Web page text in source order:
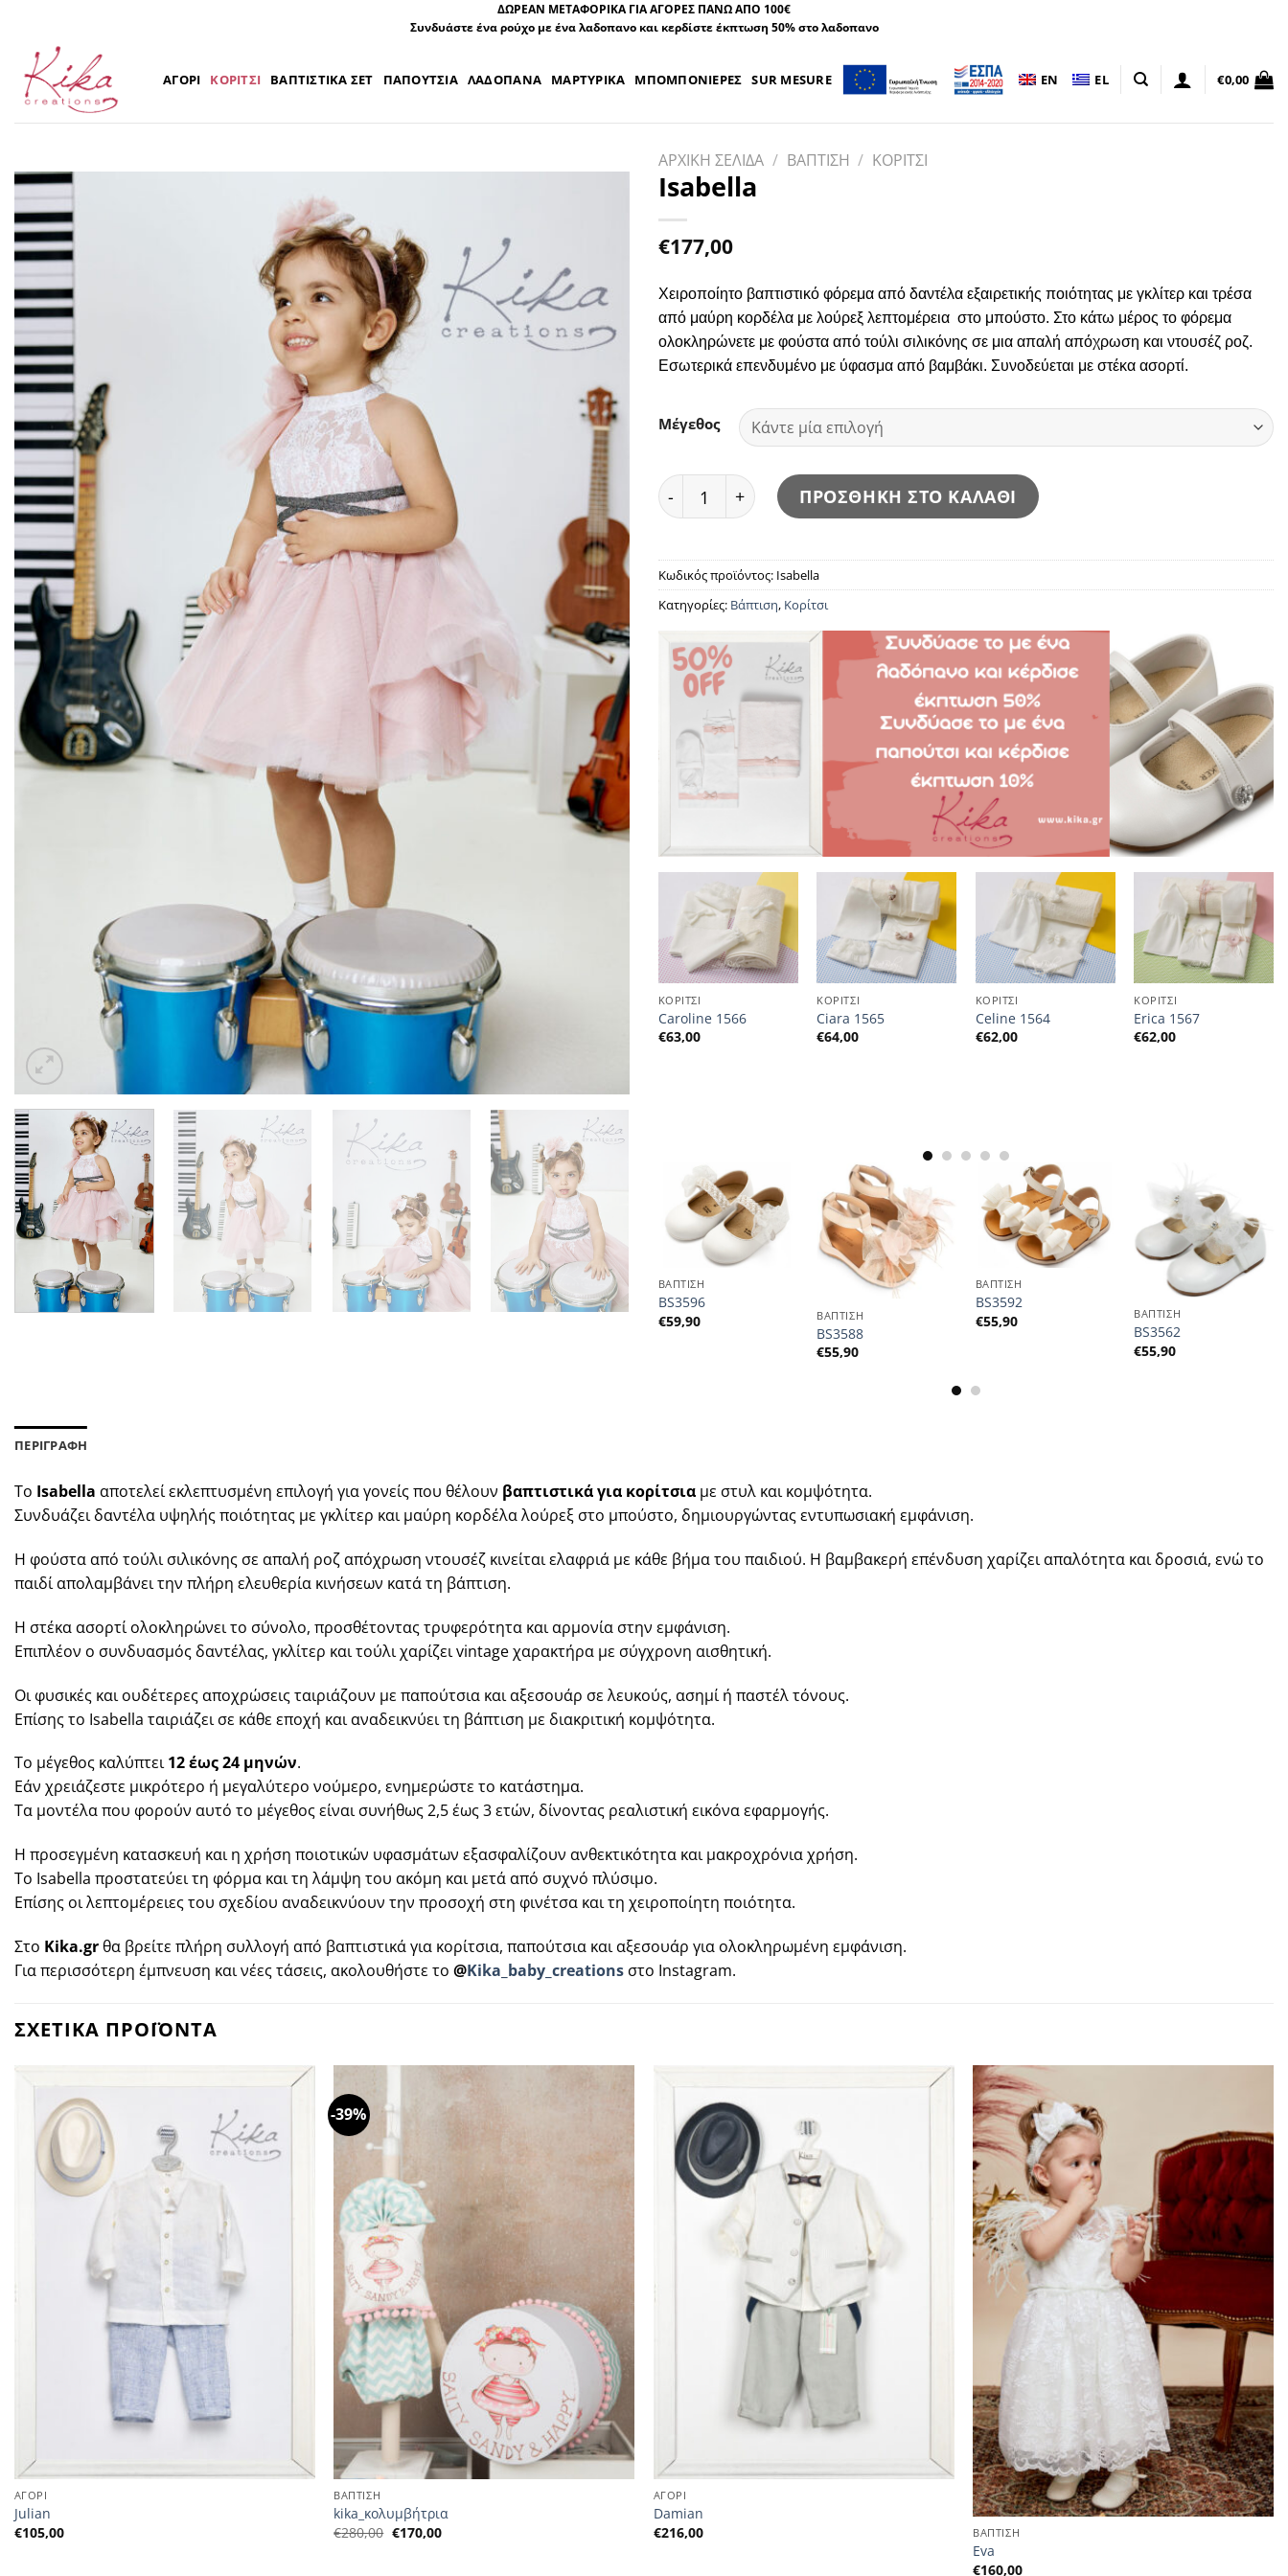
περιεχόμενο
ΔΩΡΕΑΝ ΜΕΤΑΦΟΡΙΚΑ ΓΙΑ ΑΓΟΡΕΣ ΠΑΝΩ ΑΠΟ 100€
Συνδυάστε ένα ρούχο με ένα λαδοπανο και κερδίστε έκπτωση 50% στο λαδοπανο
ΑΓΟΡΙ ΚΟΡΙΤΣΙ ΒΑΠΤΙΣΤΙΚΑ ΣΕΤ ΠΑΠΟΥΤΣΙΑ ΛΑΔΟΠΑΝΑ ΜΑΡΤΥΡΙΚΑ ΜΠΟΜΠΟΝΙΕΡΕΣ SUR MESURE EN EL €0,00
ΑΡΧΙΚΗ ΣΕΛΙΔΑ / ΒΑΠΤΙΣΗ / ΚΟΡΙΤΣΙ
Isabella
€177,00
Χειροποίητο βαπτιστικό φόρεμα από δαντέλα εξαιρετικής ποιότητας με γκλίτερ και τρέσα
από μαύρη κορδέλα με λούρεξ λεπτομέρεια στο μπούστο. Στο κάτω μέρος το φόρεμα
ολοκληρώνετε με φούστα από τούλι σιλικόνης σε μια απαλή απόχρωση και ντουσέζ ροζ.
Εσωτερικά επενδυμένο με ύφασμα από βαμβάκι. Συνοδεύεται με στέκα ασορτί.
Μέγεθος
Isabella ποσότηταΠΡΟΣΘΗΚΗ ΣΤΟ ΚΑΛΑΘΙ
Κωδικός προϊόντος: Isabella
Κατηγορίες: Βάπτιση, Κορίτσι
ΚΟΡΙΤΣΙ
Caroline 1566
€63,00
ΚΟΡΙΤΣΙ
Ciara 1565
€64,00
ΚΟΡΙΤΣΙ
Celine 1564
€62,00
ΚΟΡΙΤΣΙ
Erica 1567
€62,00
Εριέττα 1542
Νόρα 1490
64,00
ΚΟΡΙΤΣΙ
Sarah Kay 1525
ΒΑΠΤΙΣΗ
BS3596
€59,90 ΒΑΠΤΙΣΗ
BS3588
€55,90
ΒΑΠΤΙΣΗ
BS3592
€55,90 ΒΑΠΤΙΣΗ
BS3562
€55,90
ΒΑΠΤΙΣΗ
BS3523
ΒΑΠΤΙΣΗ
BS3502
ΚΟΡΙΤΣΙ
BS3500
ΠΕΡΙΓΡΑΦΗ
Το Isabella αποτελεί εκλεπτυσμένη επιλογή για γονείς που θέλουν βαπτιστικά για κορίτσια με στυλ και κομψότητα.
Συνδυάζει δαντέλα υψηλής ποιότητας με γκλίτερ και μαύρη κορδέλα λούρεξ στο μπούστο, δημιουργώντας εντυπωσιακή εμφάνιση.
Η φούστα από τούλι σιλικόνης σε απαλή ροζ απόχρωση ντουσέζ κινείται ελαφριά με κάθε βήμα του παιδιού. Η βαμβακερή επένδυση χαρίζει απαλότητα και δροσιά, ενώ το
παιδί απολαμβάνει την πλήρη ελευθερία κινήσεων κατά τη βάπτιση.
Η στέκα ασορτί ολοκληρώνει το σύνολο, προσθέτοντας τρυφερότητα και αρμονία στην εμφάνιση.
Επιπλέον ο συνδυασμός δαντέλας, γκλίτερ και τούλι χαρίζει vintage χαρακτήρα με σύγχρονη αισθητική.
Οι φυσικές και ουδέτερες αποχρώσεις ταιριάζουν με παπούτσια και αξεσουάρ σε λευκούς, ασημί ή παστέλ τόνους.
Επίσης το Isabella ταιριάζει σε κάθε εποχή και αναδεικνύει τη βάπτιση με διακριτική κομψότητα.
Το μέγεθος καλύπτει12 έως 24 μηνών.
Εάν χρειάζεστε μικρότερο ή μεγαλύτερο νούμερο, ενημερώστε το κατάστημα.
Τα μοντέλα που φορούν αυτό το μέγεθος είναι συνήθως 2,5 έως 3 ετών, δίνοντας ρεαλιστική εικόνα εφαρμογής.
Η προσεγμένη κατασκευή και η χρήση ποιοτικών υφασμάτων εξασφαλίζουν ανθεκτικότητα και μακροχρόνια χρήση.
Το Isabella προστατεύει τη φόρμα και τη λάμψη του ακόμη και μετά από συχνό πλύσιμο.
Επίσης οι λεπτομέρειες του σχεδίου αναδεικνύουν την προσοχή στη φινέτσα και τη χειροποίητη ποιότητα.
Στο Kika.grθα βρείτε πλήρη συλλογή από βαπτιστικά για κορίτσια, παπούτσια και αξεσουάρ για ολοκληρωμένη εμφάνιση.
Για περισσότερη έμπνευση και νέες τάσεις, ακολουθήστε το @Kika_baby_creations στο Instagram.
ΣΧΕΤΙΚΑ ΠΡΟΪΟΝΤΑ
ΑΓΟΡΙ
Julian
€105,00
-39%
ΒΑΠΤΙΣΗ
kika_κολυμβήτρια
€280,00 Η
αρχική
€170,00Η
ΑΓΟΡΙ
Damian
€216,00 ΒΑΠΤΙΣΗ
Eva
€160,00